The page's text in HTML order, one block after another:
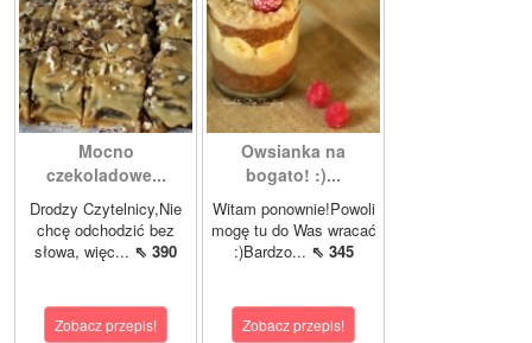
Mocno
czekoladowe...
Drodzy Czytelnicy,Nie
chcę odchodzić bez
słowa, więc... ⇖ 390
Zobacz przepis!
Owsianka na
bogato! :)...
Witam ponownie!Powoli
mogę tu do Was wracać
:)Bardzo... ⇖ 345
Zobacz przepis!